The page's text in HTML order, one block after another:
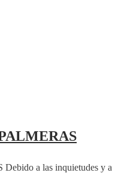
a las inquietudes y a